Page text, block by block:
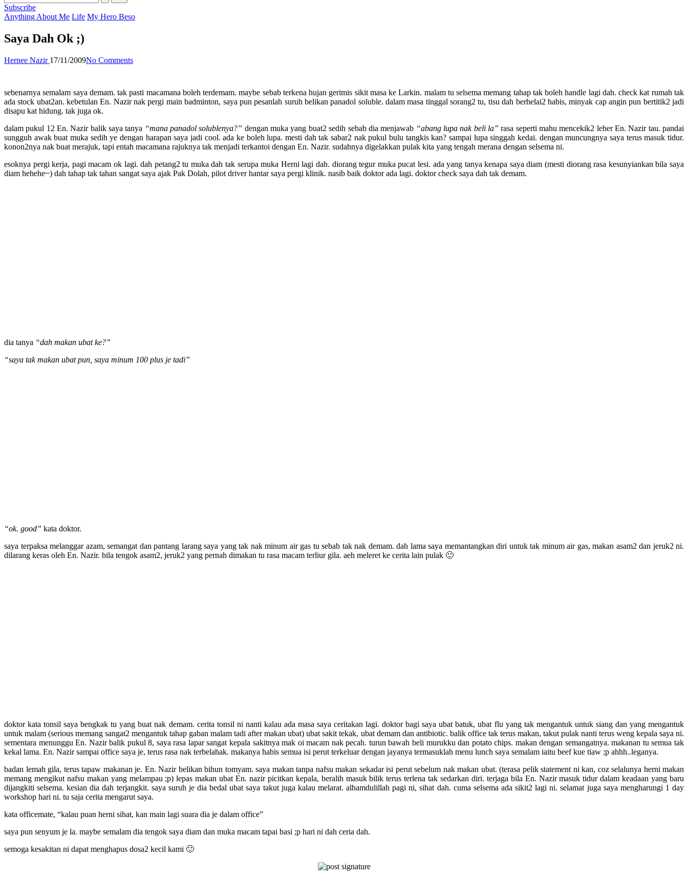
Subscribe
Posted
Anything About Me Life My Hero Beso
Saya Dah Ok ;)
Posted
Hernee Nazir 17/11/2009No Comments
sebenarnya semalam saya demam. tak pasti macamana boleh terdemam. maybe sebab terkena hujan gerimis sikit masa ke Larkin. malam tu selsema memang tahap tak boleh handle lagi dah. check kat rumah tak
ada stock ubat2an. kebetulan En. Nazir nak pergi main badminton, saya pun pesanlah suruh belikan panadol soluble. dalam masa tinggal sorang2 tu, tisu dah berhelai2 habis, minyak cap angin pun bertitik2 jadi
disapu kat hidung. tak juga ok.
dalam pukul 12 En. Nazir balik saya tanya “mana panadol solublenya?” dengan muka yang buat2 sedih sebab dia menjawab “abang lupa nak beli la” rasa seperti mahu mencekik2 leher En. Nazir tau. pandai
sungguh awak buat muka sedih ye dengan harapan saya jadi cool. ada ke boleh lupa. mesti dah tak sabar2 nak pukul bulu tangkis kan? sampai lupa singgah kedai. dengan muncungnya saya terus masuk tidur.
konon2nya nak buat merajuk, tapi entah macamana rajuknya tak menjadi terkantoi dengan En. Nazir. sudahnya digelakkan pulak kita yang tengah merana dengan selsema ni.
esoknya pergi kerja, pagi macam ok lagi. dah petang2 tu muka dah tak serupa muka Herni lagi dah. diorang tegur muka pucat lesi. ada yang tanya kenapa saya diam (mesti diorang rasa kesunyiankan bila saya
diam hehehe~) dah tahap tak tahan sangat saya ajak Pak Dolah, pilot driver hantar saya pergi klinik. nasib baik doktor ada lagi. doktor check saya dah tak demam.
dia tanya “dah makan ubat ke?”
“saya tak makan ubat pun, saya minum 100 plus je tadi”
“ok. good” kata doktor.
saya terpaksa melanggar azam, semangat dan pantang larang saya yang tak nak minum air gas tu sebab tak nak demam. dah lama saya memantangkan diri untuk tak minum air gas, makan asam2 dan jeruk2 ni.
dilarang keras oleh En. Nazir. bila tengok asam2, jeruk2 yang pernah dimakan tu rasa macam terliur gila. aeh meleret ke cerita lain pulak 🙂
doktor kata tonsil saya bengkak tu yang buat nak demam. cerita tonsil ni nanti kalau ada masa saya ceritakan lagi. doktor bagi saya ubat batuk, ubat flu yang tak mengantuk untuk siang dan yang mengantuk
untuk malam (serious memang sangat2 mengantuk tahap gaban malam tadi after makan ubat) ubat sakit tekak, ubat demam dan antibiotic. balik office tak terus makan, takut pulak nanti terus weng kepala saya ni.
sementara menunggu En. Nazir balik pukul 8, saya rasa lapar sangat kepala sakitnya mak oi macam nak pecah. turun bawah beli murukku dan potato chips. makan dengan semangatnya. makanan tu semua tak
kekal lama. En. Nazir sampai office saya je, terus rasa nak terbelahak. makanya habis semua isi perut terkeluar dengan jayanya termasuklah menu lunch saya semalam iaitu beef kue tiaw ;p ahhh..leganya.
badan lemah gila, terus tapaw makanan je. En. Nazir belikan bihun tomyam. saya makan tanpa nafsu makan sekadar isi perut sebelum nak makan ubat. (terasa pelik statement ni kan, coz selalunya herni makan
memang mengikut nafsu makan yang melampau ;p) lepas makan ubat En. nazir picitkan kepala, beralih masuk bilik terus terlena tak sedarkan diri. terjaga bila En. Nazir masuk tidur dalam keadaan yang baru
dijangkiti selsema. kesian dia dah terjangkit. saya suruh je dia bedal ubat saya takut juga kalau melarat. alhamdulillah pagi ni, sihat dah. cuma selsema ada sikit2 lagi ni. selamat juga saya mengharungi 1 day
workshop hari ni. tu saja cerita mengarut saya.
kata officemate, “kalau puan herni sihat, kan main lagi suara dia je dalam office”
saya pun senyum je la. maybe semalam dia tengok saya diam dan muka macam tapai basi ;p hari ni dah ceria dah.
semoga kesakitan ni dapat menghapus dosa2 kecil kami 🙂